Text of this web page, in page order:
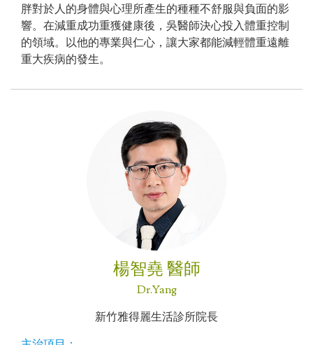
胖對於人的身體與心理所產生的種種不舒服與負面的影
響。在減重成功重獲健康後，吳醫師決心投入體重控制
的領域。以他的專業與仁心，讓大家都能減輕體重遠離
重大疾病的發生。
楊智堯 醫師
Dr.Yang
新竹雅得麗生活診所院長